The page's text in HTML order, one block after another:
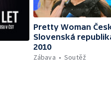
Pretty Woman
Slovenská
2010
Zábava
Soutěž